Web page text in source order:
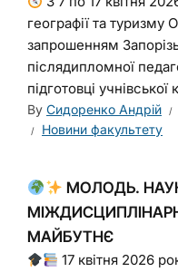
географії та туризму
запрошенням
післядипломної
підготовці
By Сидоренко Андрій
Новини факультету
МОЛОДЬ.
МАЙБУТНЄ
17 квітня 2026